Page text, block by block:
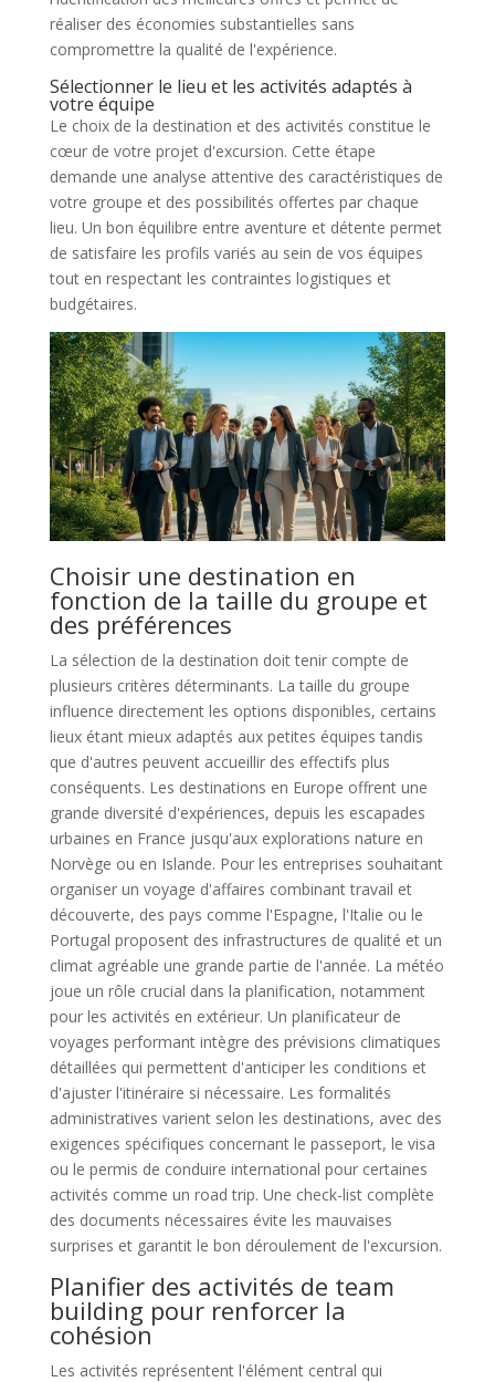
réaliser des économies substantielles sans
compromettre la qualité de l'expérience.
Sélectionner le lieu et les activités adaptés à
votre équipe
Le choix de la destination et des activités constitue le
cœur de votre projet d'excursion. Cette étape
demande une analyse attentive des caractéristiques de
votre groupe et des possibilités offertes par chaque
lieu. Un bon équilibre entre aventure et détente permet
de satisfaire les profils variés au sein de vos équipes
tout en respectant les contraintes logistiques et
budgétaires.
Choisir une destination en
fonction de la taille du groupe et
des préférences
La sélection de la destination doit tenir compte de
plusieurs critères déterminants. La taille du groupe
influence directement les options disponibles, certains
lieux étant mieux adaptés aux petites équipes tandis
que d'autres peuvent accueillir des effectifs plus
conséquents. Les destinations en Europe offrent une
grande diversité d'expériences, depuis les escapades
urbaines en France jusqu'aux explorations nature en
Norvège ou en Islande. Pour les entreprises souhaitant
organiser un voyage d'affaires combinant travail et
découverte, des pays comme l'Espagne, l'Italie ou le
Portugal proposent des infrastructures de qualité et un
climat agréable une grande partie de l'année. La météo
joue un rôle crucial dans la planification, notamment
pour les activités en extérieur. Un planificateur de
voyages performant intègre des prévisions climatiques
détaillées qui permettent d'anticiper les conditions et
d'ajuster l'itinéraire si nécessaire. Les formalités
administratives varient selon les destinations, avec des
exigences spécifiques concernant le passeport, le visa
ou le permis de conduire international pour certaines
activités comme un road trip. Une check-list complète
des documents nécessaires évite les mauvaises
surprises et garantit le bon déroulement de l'excursion.
Planifier des activités de team
building pour renforcer la
cohésion
Les activités représentent l'élément central qui